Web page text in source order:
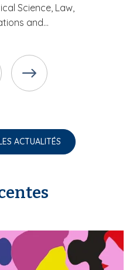
Science, Law,
and...
ACTUALITÉS